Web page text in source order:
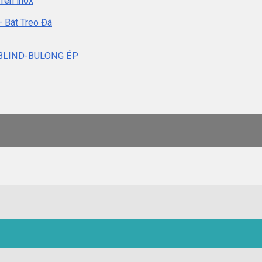
Bát Treo Đá
BULONG ÉP